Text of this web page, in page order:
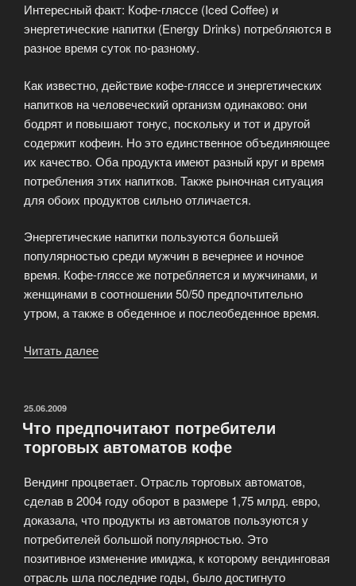
это
возможно.»
Интересный факт: Кофе-гляссе (Iced Coffee) и
энергетические напитки (Energy Drinks) потребляются в
разное время суток по-разному.
Как известно, действие кофе-гляссе и энергетических
напитков на человеческий организм одинаково: они
бодрят и повышают тонус, поскольку и тот и другой
содержит кофеин. Но это единственное объединяющее
их качество. Оба продукта имеют разный круг и время
потребления этих напитков. Также рыночная ситуация
для обоих продуктов сильно отличается.
Энергетические напитки пользуются большей
популярностью среди мужчин в вечернее и ночное
время. Кофе-гляссе же потребляется и мужчинами, и
женщинами в соотношении 50/50 предпочтительно
утром, а также в обеденное и послеобеденное время.
Читать далее
напитки
в
автоматах»
ОПУБЛИКОВАНО
25.06.2009
Что предпочитают потребители
торговых автоматов кофе
Вендинг процветает. Отрасль торговых автоматов,
сделав в 2004 году оборот в размере 1,75 млрд. евро,
доказала, что продукты из автоматов пользуются у
потребителей большой популярностью. Это
позитивное изменение имиджа, к которому вендинговая
отрасль шла последние годы, было достигнуто